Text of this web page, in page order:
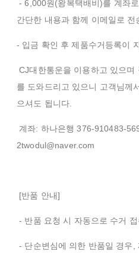
- 6,000원(왕복택배비)를 계좌
간단한 내용과 함께 이메일로 전
- 입금 확인 후 제품수거등록이
CJ대한통운을 이용하고 있으며
를 도와드리고 있으니 고객님께
으셔도 됩니다.
계좌: 하나은행 376-910483-
2twodul@naver.com
[반품 안내]
- 반품 요청 시 자동으로 수거 접
- 단순변심에 의한 반품일 경우,